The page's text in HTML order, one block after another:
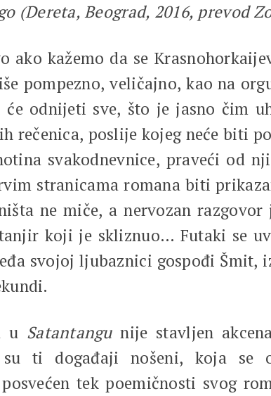
(Dereta, Beograd, 2016, prevod
ako kažemo da se
pompezno, veličajno, kao na
odnijeti sve, što je jasno čim
rečenica, poslije kojeg neće biti
svakodnevnice, praveći od
stranicama romana biti
ne miče, a nervozan
koji je skliznuo… Futaki se
svojoj ljubaznici gospođi Šmit,
u Satantangunije stavljen
su ti događaji nošeni, koja se
tek poemičnosti svog